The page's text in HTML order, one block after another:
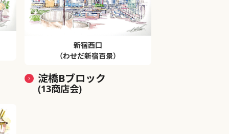
新宿西口
（わせだ新宿百景）
淀橋Bブロック
(13商店会)